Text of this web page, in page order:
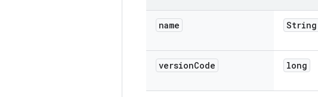
name String
versionCode long